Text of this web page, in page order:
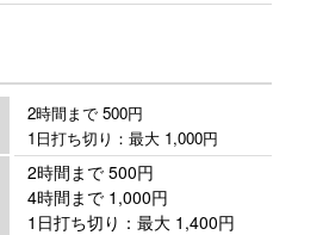
2時間まで 500円
1日打ち切り：最大 1,000円
2時間まで 500円
4時間まで 1,000円
1日打ち切り：最大 1,400円